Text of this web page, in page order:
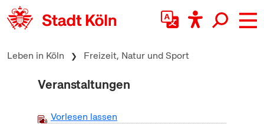
zum Inhalt springen
Leben in Köln Freizeit, Natur und Sport
Veranstaltungen
Vorlesen lassen